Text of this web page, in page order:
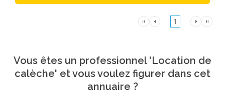
1
Vous êtes un professionnel 'Location de
calèche' et vous voulez figurer dans cet
annuaire ?